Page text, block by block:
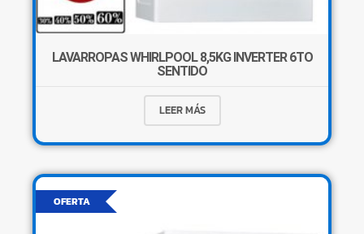
LAVARROPAS WHIRLPOOL 8,5KG INVERTER 6TO
SENTIDO
LEER MÁS
OFERTA